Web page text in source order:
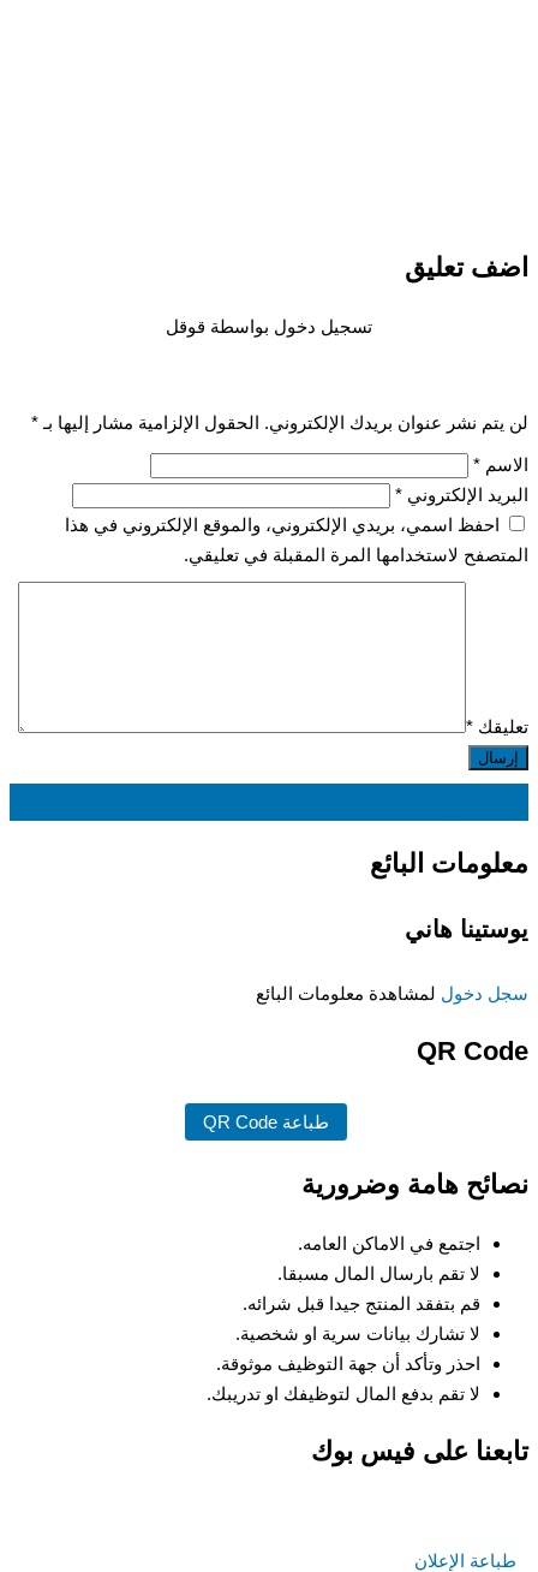
اضف تعليق
تسجيل دخول بواسطة قوقل
لن يتم نشر عنوان بريدك الإلكتروني. الحقول الإلزامية مشار إليها بـ *
الاسم *
البريد الإلكتروني *
احفظ اسمي، بريدي الإلكتروني، والموقع الإلكتروني في هذا
المتصفح لاستخدامها المرة المقبلة في تعليقي.
تعليقك *
معلومات البائع
يوستينا هاني
سجل دخول لمشاهدة معلومات البائع
QR Code
طباعة QR Code
نصائح هامة وضرورية
اجتمع في الاماكن العامه.
لا تقم بارسال المال مسبقا.
قم بتفقد المنتج جيدا قبل شرائه.
لا تشارك بيانات سرية او شخصية.
احذر وتأكد أن جهة التوظيف موثوقة.
لا تقم بدفع المال لتوظيفك او تدريبك.
تابعنا على فيس بوك
طباعة الإعلان